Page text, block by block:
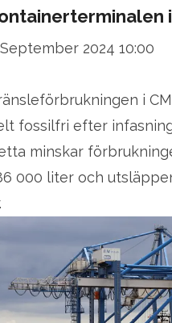
2024 10:00
i
fossilfri efter
minskar
000 liter och